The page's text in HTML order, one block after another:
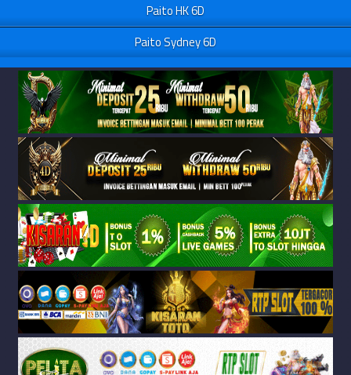
Paito HK 6D
Paito Sydney 6D